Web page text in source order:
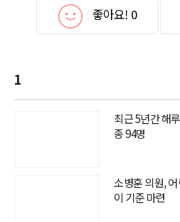
좋아요! 0
1
최근 5년간 해
종 94명
소병훈 의원,
이 기준 마련